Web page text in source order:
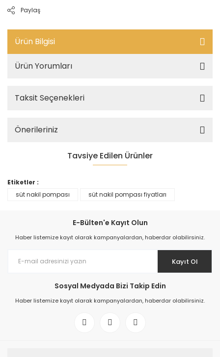
Paylaş
Ürün Bilgisi
Ürün Yorumları
Taksit Seçenekleri
Önerileriniz
Tavsiye Edilen Ürünler
10.508,11 TL
Etiketler :
süt nakil pompası
süt nakil pompası fiyatları
E-Bülten'e Kayıt Olun
Haber listemize kayıt olarak kampanyalardan, haberdar olabilirsiniz.
Kayıt Ol
Sosyal Medyada Bizi Takip Edin
Haber listemize kayıt olarak kampanyalardan, haberdar olabilirsiniz.